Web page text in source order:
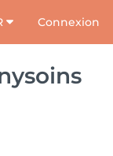
Connexion